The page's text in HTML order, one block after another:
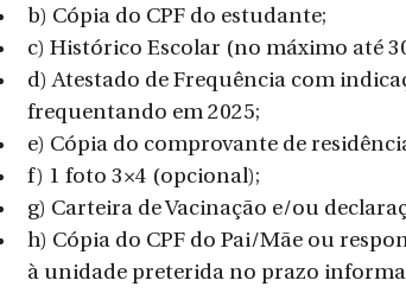
b) Cópia do CPF do estudante;
c) Histórico Escolar (no máximo até
d) Atestado de Frequência com
frequentando em 2025;
e) Cópia do comprovante de
f) 1 foto 3×4 (opcional);
g) Carteira de Vacinação e/ou
h) Cópia do CPF do Pai/Mãe ou
à unidade preterida no prazo